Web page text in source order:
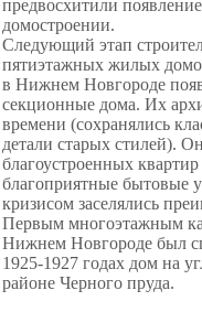
предвосхитили
домостроении.
Следующий этап
пятиэтажных жилых
в Нижнем Новгороде
секционные дома. Их
времени (сохранялись
детали старых стилей).
благоустроенных
благоприятные бытовые
кризисом заселялись
Первым многоэтажным
Нижнем Новгороде был
1925-1927 годах дом на
районе Черного пруда.